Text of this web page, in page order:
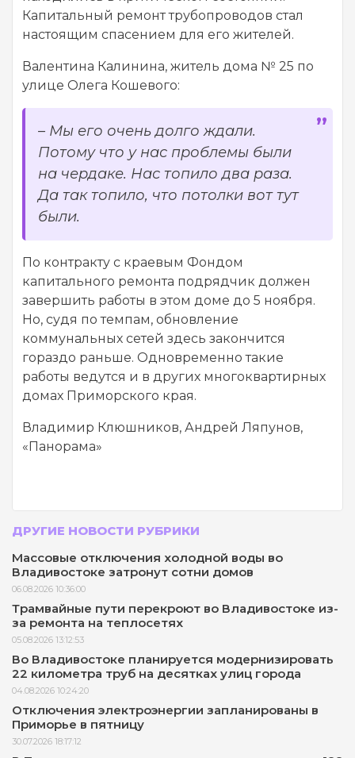
Капитальный ремонт трубопроводов стал
настоящим спасением для его жителей.
Валентина Калинина, житель дома № 25 по
улице Олега Кошевого:
– Мы его очень долго ждали.
Потому что у нас проблемы были
на чердаке. Нас топило два раза.
Да так топило, что потолки вот тут
были.
По контракту с краевым Фондом
капитального ремонта подрядчик должен
завершить работы в этом доме до 5 ноября.
Но, судя по темпам, обновление
коммунальных сетей здесь закончится
гораздо раньше. Одновременно такие
работы ведутся и в других многоквартирных
домах Приморского края.
Владимир Клюшников, Андрей Ляпунов,
«Панорама»
ДРУГИЕ НОВОСТИ РУБРИКИ
Массовые отключения холодной воды во
Владивостоке затронут сотни домов
06.08.2026 10:36:00
Трамвайные пути перекроют во Владивостоке из-
за ремонта на теплосетях
05.08.2026 13:12:53
Во Владивостоке планируется модернизировать
22 километра труб на десятках улиц города
04.08.2026 10:24:20
Отключения электроэнергии запланированы в
Приморье в пятницу
30.07.2026 18:17:12